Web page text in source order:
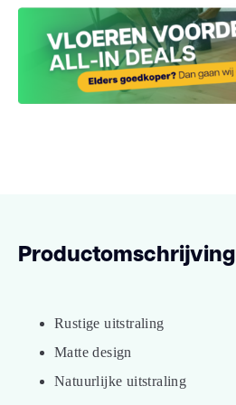
Productomschrijving
Rustige uitstraling
Matte design
Natuurlijke uitstraling